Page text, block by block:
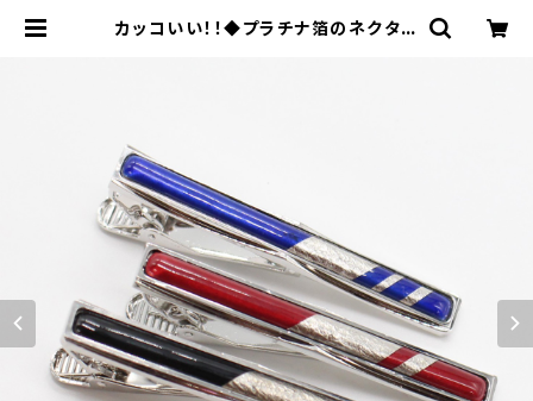
カッコいい！！◆プラチナ箔のネクタイ